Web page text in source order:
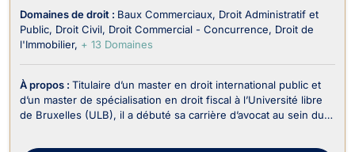
Domaines de droit : Baux Commerciaux Droit Administratif et
Public Droit Civil Droit Commercial - Concurrence
Droit de
l'Immobilier + 13 Domaines
À propos : Titulaire d’un master en droit international public et
d’un master de spécialisation en droit fiscal à l’Université libre
de Bruxelles (ULB), il a débuté sa carrière d’avocat au sein du